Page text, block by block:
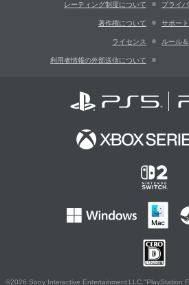
レーティング制度について プライ
著作権について サポー
ライセンス ルール
利用者情報の外部送信について
©2026 Sony Interactive Entertainment LLC."PlayStation